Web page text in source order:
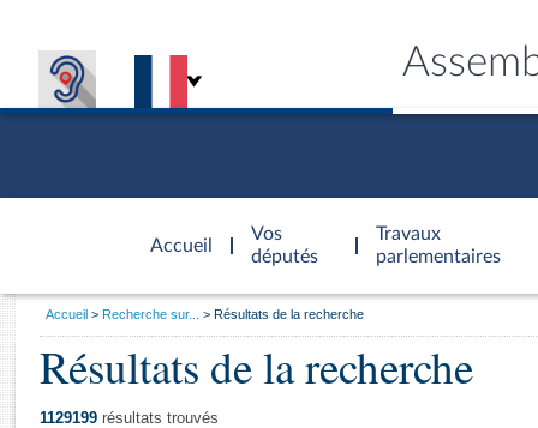
Accueil
d'accueil
Vos
députés
Travaux
parlementaires
Général
Vous
Accueil Recherche sur... Résultats de la recherche
Résultats de la recherche
1129199 résultats trouvés